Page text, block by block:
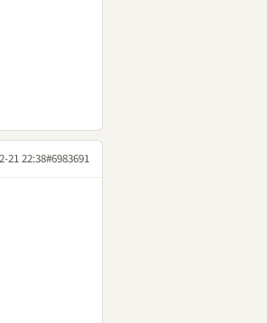
21 22:38#6983691